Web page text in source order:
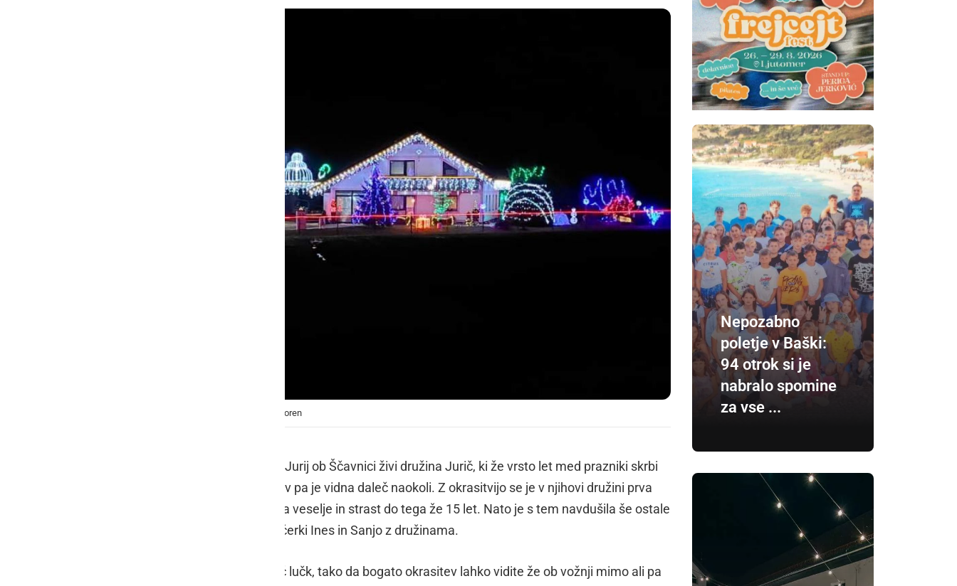
Praznična okrasitev pri družini Jurič, foto: Dušan Koren
Na lokaciji Žihlava 12, v občini Sveti Jurij ob Ščavnici živi družina Jurič, ki že vrsto let med prazniki skrbi
za okrasitev hiše in okolice, okrasitev pa je vidna daleč naokoli. Z okrasitvijo se je v njihovi družini prva
pričela ukvarjati mama Marija, ki ima veselje in strast do tega že 15 let. Nato je s tem navdušila še ostale
družinske člane, moža Mirana ter hčerki Ines in Sanjo z družinama.
Iz leta v leto se je nabralo vedno več lučk, tako da bogato okrasitev lahko vidite že ob vožnji mimo ali pa
Nepozabno
poletje v Baški:
94 otrok si je
nabralo spomine
za vse ...